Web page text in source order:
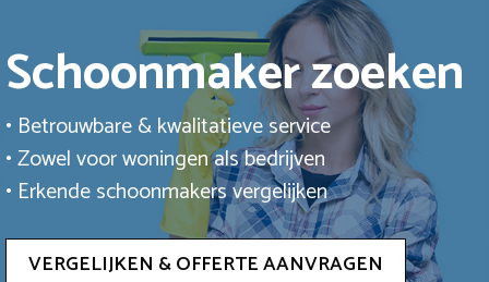
Schoonmaker zoeken
• Betrouwbare & kwalitatieve service
• Zowel voor woningen als bedrijven
• Erkende schoonmakers vergelijken
VERGELIJKEN & OFFERTE AANVRAGEN